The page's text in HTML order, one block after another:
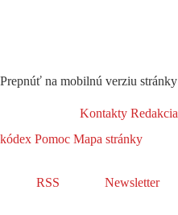
Prepnúť na mobilnú verziu stránky
Kontakty Redakcia
kódex Pomoc Mapa stránky
RSS Newsletter